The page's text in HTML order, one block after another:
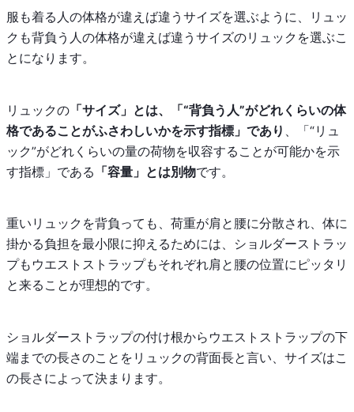
服も着る人の体格が違えば違うサイズを選ぶように、リュッ
クも背負う人の体格が違えば違うサイズのリュックを選ぶこ
とになります。
リュックの 「サイズ」とは、「“背負う人”がどれくらいの体
格であることがふさわしいかを示す指標」であり
、「“リュ
ック”がどれくらいの量の荷物を収容することが可能かを示
す指標」である 「容量」とは別物です。
重いリュックを背負っても、荷重が肩と腰に分散され、体に
掛かる負担を最小限に抑えるためには、ショルダーストラッ
プもウエストストラップもそれぞれ肩と腰の位置にピッタリ
と来ることが理想的です。
ショルダーストラップの付け根からウエストストラップの下
端までの長さのことをリュックの背面長と言い、サイズはこ
の長さによって決まります。